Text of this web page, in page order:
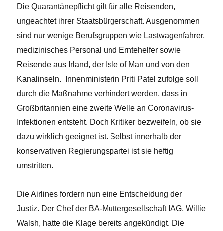
Die Quarantänepflicht gilt für alle Reisenden,
ungeachtet ihrer Staatsbürgerschaft. Ausgenommen
sind nur wenige Berufsgruppen wie Lastwagenfahrer,
medizinisches Personal und Erntehelfer sowie
Reisende aus Irland, der Isle of Man und von den
Kanalinseln. Innenministerin Priti Patel zufolge soll
durch die Maßnahme verhindert werden, dass in
Großbritannien eine zweite Welle an Coronavirus-
Infektionen entsteht. Doch Kritiker bezweifeln, ob sie
dazu wirklich geeignet ist. Selbst innerhalb der
konservativen Regierungspartei ist sie heftig
umstritten.
Die Airlines fordern nun eine Entscheidung der
Justiz. Der Chef der BA-Muttergesellschaft IAG, Willie
Walsh, hatte die Klage bereits angekündigt. Die